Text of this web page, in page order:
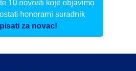
10 novosti koje objavimo
honorarni suradnik
za novac!